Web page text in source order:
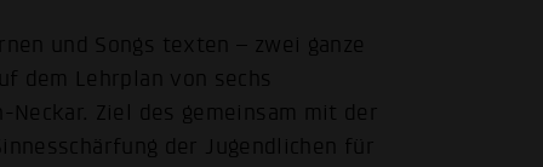
und Songs texten – zwei ganze
dem Lehrplan von sechs
Ziel des gemeinsam mit der
der Jugendlichen für